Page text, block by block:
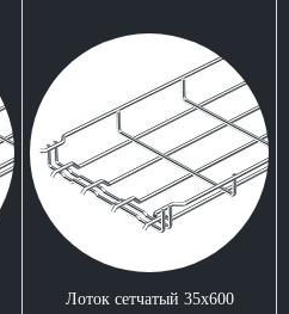
Лоток сетчатый 35x600